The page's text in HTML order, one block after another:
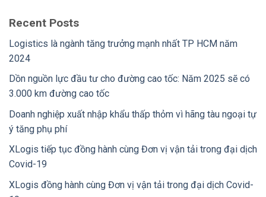
Recent Posts
Logistics là ngành tăng trưởng mạnh nhất TP HCM năm
2024
Dồn nguồn lực đầu tư cho đường cao tốc: Năm 2025 sẽ có
3.000 km đường cao tốc
Doanh nghiệp xuất nhập khẩu thấp thỏm vì hãng tàu ngoại tự
ý tăng phụ phí
XLogis tiếp tục đồng hành cùng Đơn vị vận tải trong đại dịch
Covid-19
XLogis đồng hành cùng Đơn vị vận tải trong đại dịch Covid-